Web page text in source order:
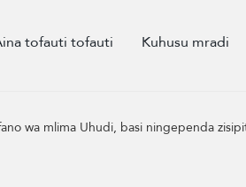
tofauti tofauti Kuhusu mradi
wa mlima Uhudi, basi ningependa